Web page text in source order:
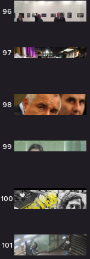
96
97
98
99
100
101